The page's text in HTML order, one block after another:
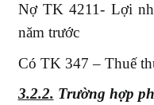
Nợ TK 4211- Lợi
năm trước
Có TK 347 – Thuế
3.2.2. Trường hợp